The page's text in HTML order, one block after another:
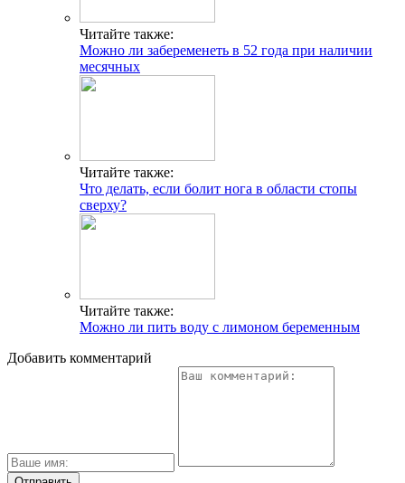
Читайте также:
Можно ли забеременеть в 52 года при наличии
месячных
Читайте также:
Что делать, если болит нога в области стопы
сверху?
Читайте также:
Можно ли пить воду с лимоном беременным
Добавить комментарий